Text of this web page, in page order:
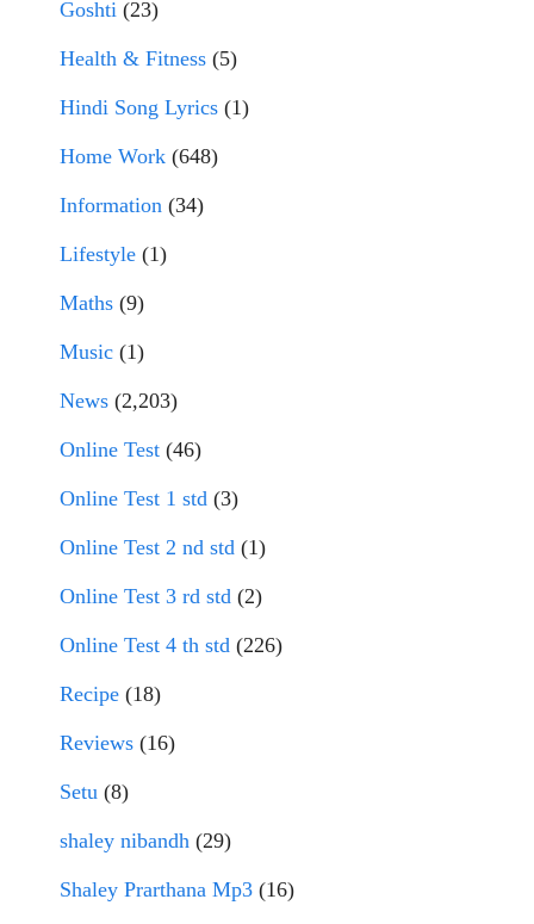
Goshti (23)
Health & Fitness (5)
Hindi Song Lyrics (1)
Home Work (648)
Information (34)
Lifestyle (1)
Maths (9)
Music (1)
News (2,203)
Online Test (46)
Online Test 1 std (3)
Online Test 2 nd std (1)
Online Test 3 rd std (2)
Online Test 4 th std (226)
Recipe (18)
Reviews (16)
Setu (8)
shaley nibandh (29)
Shaley Prarthana Mp3 (16)